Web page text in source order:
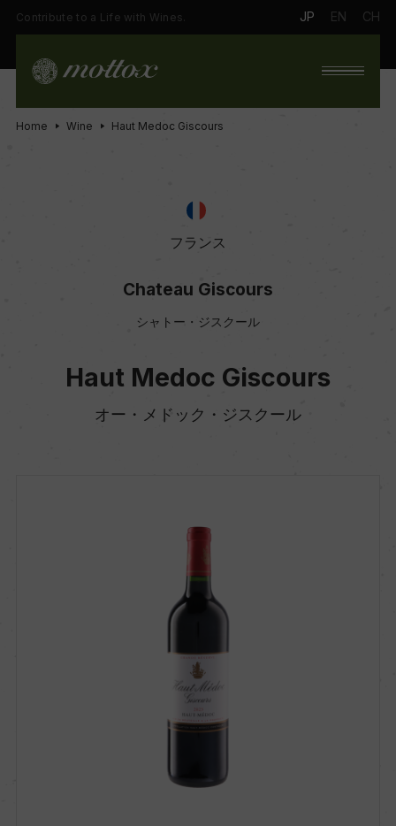
Contribute to a Life with Wines. JP EN CH
Home Wine Haut Medoc Giscours
フランス
Chateau Giscours
シャトー・ジスクール
Haut Medoc Giscours
オー・メドック・ジスクール